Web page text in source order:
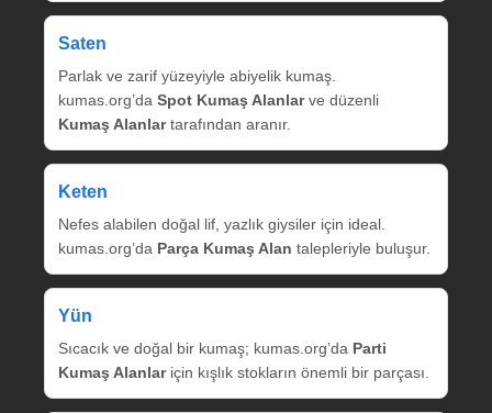
Saten
Parlak ve zarif yüzeyiyle abiyelik kumaş.
kumas.org’da Spot Kumaş Alanlarve düzenli
Kumaş Alanlartarafından aranır.
Keten
Nefes alabilen doğal lif, yazlık giysiler için ideal.
kumas.org’da Parça Kumaş Alan talepleriyle buluşur.
Yün
Sıcacık ve doğal bir kumaş; kumas.org’da Parti
Kumaş Alanlariçin kışlık stokların önemli bir parçası.